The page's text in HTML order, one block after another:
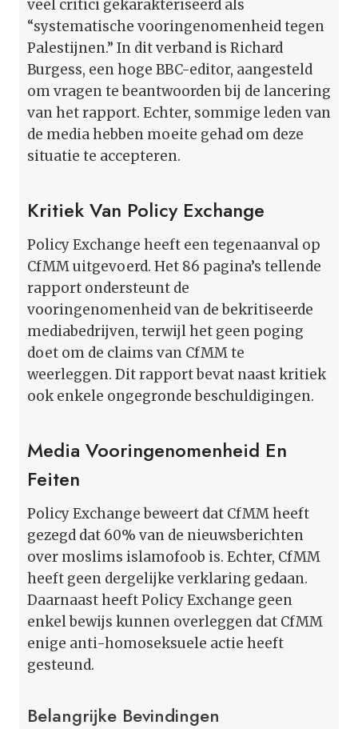
veel critici gekarakteriseerd als
“systematische vooringenomenheid tegen
Palestijnen.” In dit verband is Richard
Burgess, een hoge BBC-editor, aangesteld
om vragen te beantwoorden bij de lancering
van het rapport. Echter, sommige leden van
de media hebben moeite gehad om deze
situatie te accepteren.
Kritiek Van Policy Exchange
Policy Exchange heeft een tegenaanval op
CfMM uitgevoerd. Het 86 pagina’s tellende
rapport ondersteunt de
vooringenomenheid van de bekritiseerde
mediabedrijven, terwijl het geen poging
doet om de claims van CfMM te
weerleggen. Dit rapport bevat naast kritiek
ook enkele ongegronde beschuldigingen.
Media Vooringenomenheid En
Feiten
Policy Exchange beweert dat CfMM heeft
gezegd dat 60% van de nieuwsberichten
over moslims islamofoob is. Echter, CfMM
heeft geen dergelijke verklaring gedaan.
Daarnaast heeft Policy Exchange geen
enkel bewijs kunnen overleggen dat CfMM
enige anti-homoseksuele actie heeft
gesteund.
Belangrijke Bevindingen